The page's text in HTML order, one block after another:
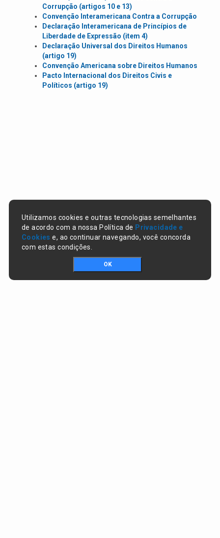
Corrupção (artigos 10 e 13)
Convenção Interamericana Contra a Corrupção
Declaração Interamericana de Princípios de
Liberdade de Expressão (item 4)
Declaração Universal dos Direitos Humanos
(artigo 19)
Convenção Americana sobre Direitos Humanos
Pacto Internacional dos Direitos Civis e
Políticos (artigo 19)
Utilizamos cookies e outras tecnologias semelhantes
de acordo com a nossa Política de Privacidade e
Cookies e, ao continuar navegando, você concorda
com estas condições.
OK